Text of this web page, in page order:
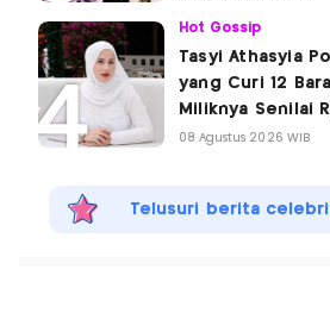
Hot Gossip
Tasyi Athasyia
yang Curi 12
Miliknya Senilai
08 Agustus 2026 WIB
Telusuri berita